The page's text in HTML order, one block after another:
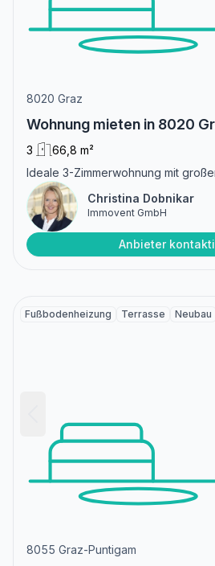
8020 Graz
Wohnung mieten in 8020
3
66,8 m²
Ideale 3-Zimmerwohnung mit
Christina Dobnikar
Immovent GmbH
Anbieter
Fußbodenheizung Terrasse Neubau
8055 Graz-Puntigam